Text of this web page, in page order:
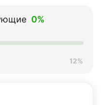
(L)
0%
12%